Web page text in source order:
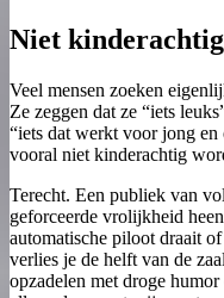
Niet
Veel mensen zoeken
Ze zeggen dat ze “iets
“iets dat werkt voor jong en
vooral niet kinderachtig
Terecht. Een publiek van
geforceerde vrolijkheid
automatische piloot draait
verlies je de helft van de
opzadelen met droge